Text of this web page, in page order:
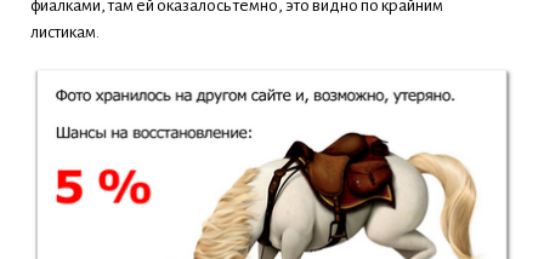
фиалками, там ей оказалось темно, это видно по крайним
листикам.